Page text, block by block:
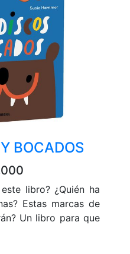
BOCADOS
libro? ¿Quién ha
Estas marcas de
Un libro para que